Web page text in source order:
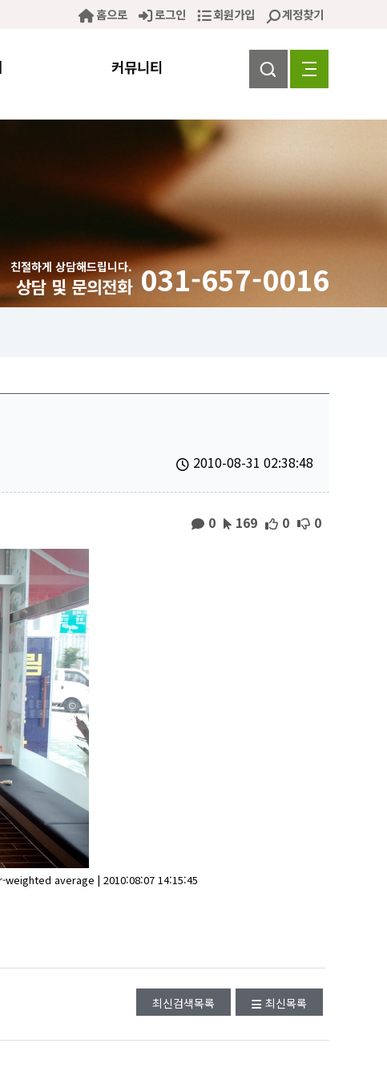
로그인 회원가입 계정찾기
홈으로
커뮤니티
친절하게 상담해드립니다.
상담 및 문의전화 031-657-0016
2010-08-31 02:38:48
0 169 0 0
weighted average | 2010:08:07 14:15:45
최신검색목록 최신목록